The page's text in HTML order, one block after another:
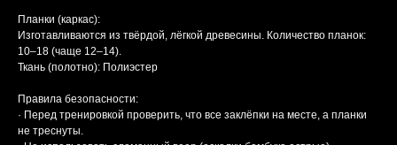
Планки (каркас):
Изготавливаются из твёрдой, лёгкой древесины. Количество планок:
10–18 (чаще 12–14).
Ткань (полотно): Полиэстер
Правила безопасности:
· Перед тренировкой проверить, что все заклёпки на месте, а планки
не треснуты.